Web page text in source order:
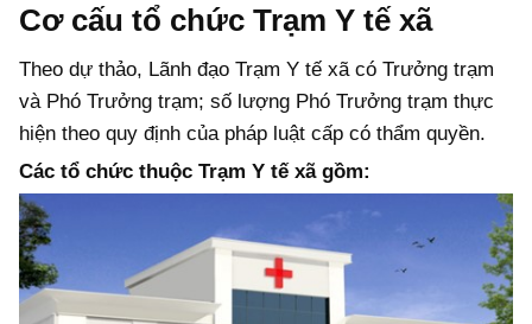
Cơ cấu tổ chức Trạm Y tế xã
Theo dự thảo, Lãnh đạo Trạm Y tế xã có Trưởng trạm
và Phó Trưởng trạm; số lượng Phó Trưởng trạm thực
hiện theo quy định của pháp luật cấp có thẩm quyền.
Các tổ chức thuộc Trạm Y tế xã gồm: